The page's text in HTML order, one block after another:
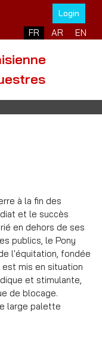
Login
Sélectionnez votre
FR AR EN
à la fin des
et le succès
en dehors de ses
publics, le Pony
l'équitation, fondée
mis en situation
et stimulante,
de blocage.
large palette